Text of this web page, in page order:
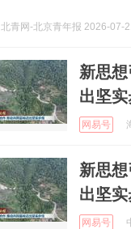
北青网-北京青年报 2026-07-
新思
出坚
网易号
新思
出坚
网易号